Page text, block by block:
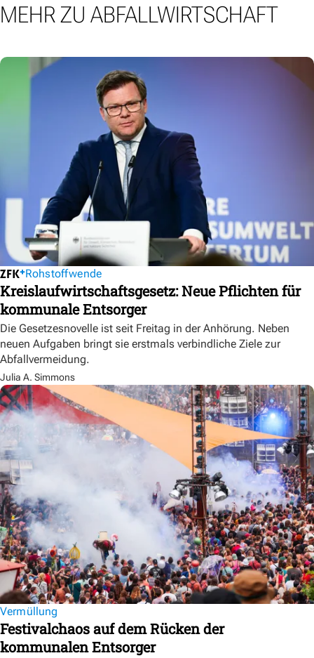
MEHR ZU ABFALLWIRTSCHAFT
Rohstoffwende
Kreislaufwirtschaftsgesetz: Neue Pflichten für
kommunale Entsorger
Die Gesetzesnovelle ist seit Freitag in der Anhörung. Neben
neuen Aufgaben bringt sie erstmals verbindliche Ziele zur
Abfallvermeidung.
Julia A. Simmons
Vermüllung
Festivalchaos auf dem Rücken der
kommunalen Entsorger